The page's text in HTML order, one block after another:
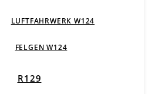
LUFTFAHRWERK W124
FELGEN W124
R129